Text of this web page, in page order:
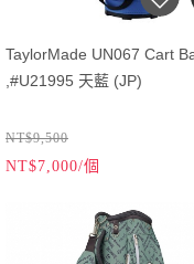
TaylorMade UN067 Cart
,#U21995 天藍 (JP)
NT$9,500
NT$7,000/個